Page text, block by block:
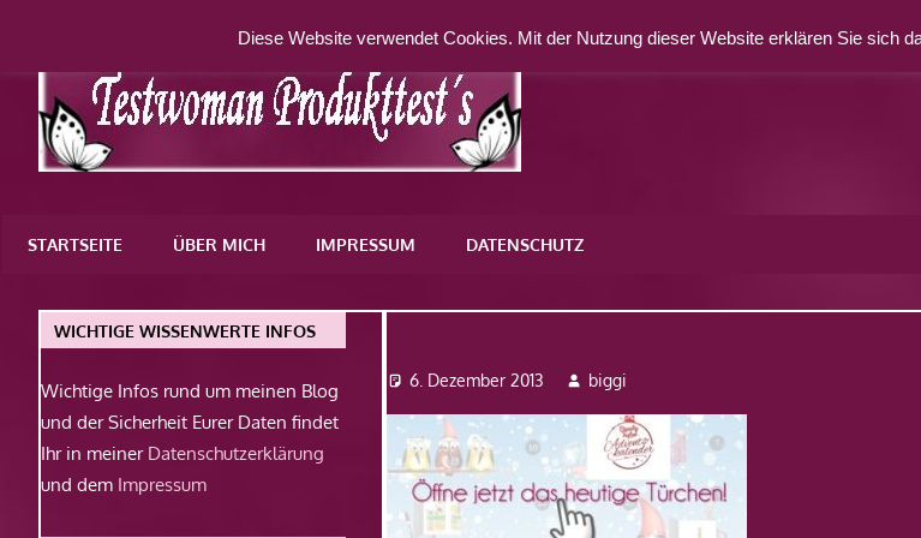
springen
WordPress-
STARTSEITE ÜBER MICH IMPRESSUM DATENSCHUTZ
6. Dezember 2013 biggi
WICHTIGE WISSENWERTE INFOS
Wichtige Infos rund um meinen Blog
und der Sicherheit Eurer Daten findet
Ihr in meiner Datenschutzerklärung
und dem Impressum
Diese Website verwendet Cookies. Mit der Nutzung dieser Website erklären Sie sich